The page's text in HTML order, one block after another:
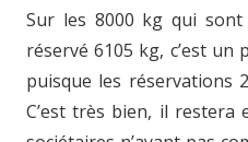
Sur les 8000 kg qui sont
réservé 6105 kg, c’est un
puisque les réservations
C’est très bien, il